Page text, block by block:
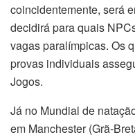
coincidentemente, será
decidirá para quais
vagas paralímpicas. Os
provas individuais
Jogos.
Já no Mundial de
em Manchester (Grã-